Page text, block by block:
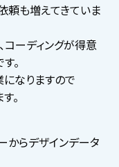
頼も増えてきていま
コーディングが得意
。
なりますので
。
からデザインデータ